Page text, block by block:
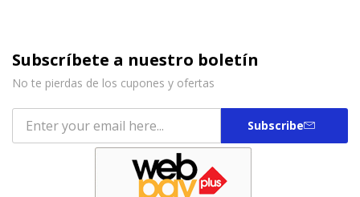
Subscríbete a nuestro boletín
No te pierdas de los cupones y ofertas
Subscribe